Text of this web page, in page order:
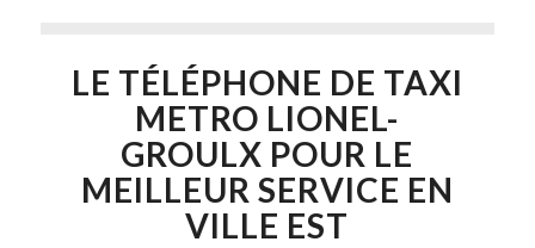
LE TÉLÉPHONE DE TAXI
METRO LIONEL-
GROULX POUR LE
MEILLEUR SERVICE EN
VILLE EST